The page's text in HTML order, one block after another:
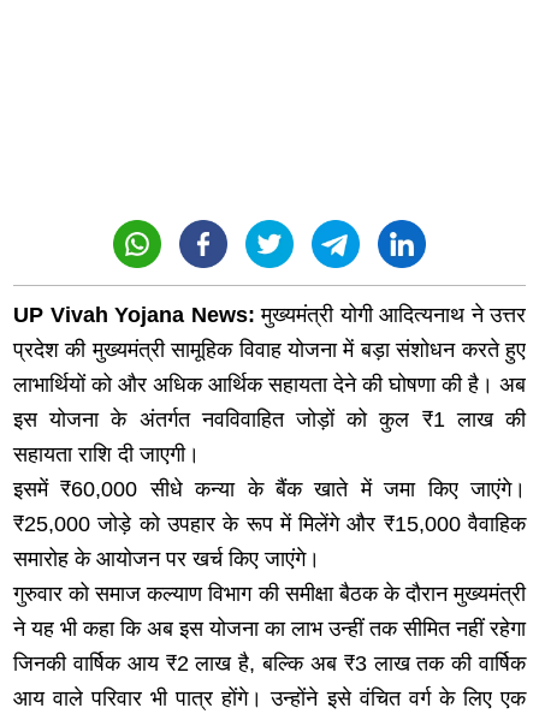
UP Vivah Yojana News: मुख्यमंत्री योगी आदित्यनाथ ने उत्तर
प्रदेश की मुख्यमंत्री सामूहिक विवाह योजना में बड़ा संशोधन करते हुए
लाभार्थियों को और अधिक आर्थिक सहायता देने की घोषणा की है। अब
इस योजना के अंतर्गत नवविवाहित जोड़ों को कुल ₹1 लाख की
सहायता राशि दी जाएगी।
इसमें ₹60,000 सीधे कन्या के बैंक खाते में जमा किए जाएंगे।
₹25,000 जोड़े को उपहार के रूप में मिलेंगे और ₹15,000 वैवाहिक
समारोह के आयोजन पर खर्च किए जाएंगे।
गुरुवार को समाज कल्याण विभाग की समीक्षा बैठक के दौरान मुख्यमंत्री
ने यह भी कहा कि अब इस योजना का लाभ उन्हीं तक सीमित नहीं रहेगा
जिनकी वार्षिक आय ₹2 लाख है, बल्कि अब ₹3 लाख तक की वार्षिक
आय वाले परिवार भी पात्र होंगे। उन्होंने इसे वंचित वर्ग के लिए एक